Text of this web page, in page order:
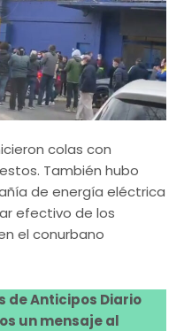
colas con
También hubo
de energía eléctrica
efectivo de los
el conurbano
de Anticipos Diario
un mensaje al